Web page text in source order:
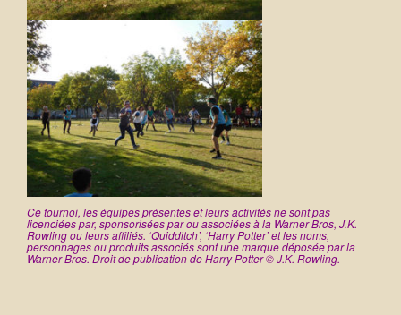
Ce tournoi, les équipes présentes et leurs activités ne sont pas
licenciées par, sponsorisées par ou associées à la Warner Bros, J.K.
Rowling ou leurs affiliés. ‘Quidditch’, ‘Harry Potter’ et les noms,
personnages ou produits associés sont une marque déposée par la
Warner Bros. Droit de publication de Harry Potter © J.K. Rowling.